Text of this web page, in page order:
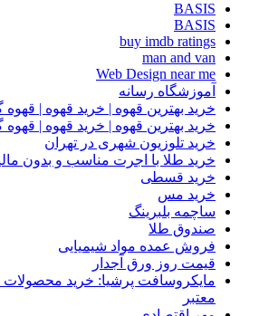
BASIS
BASIS
buy imdb ratings
man and van
Web Design near me
آموزشگاه رسانه
خرید بهترین قهوه | خرید قهوه | قهوه
خرید بهترین قهوه | خرید قهوه | قهوه
خرید تلوزیون شهری در تهران
خرید طلا با اجرت مناسب و بدون
خرید قسطی
خرید مس
ساچمه بلبرینگ
صندوق طلا
فروش عمده مواد شیمیایی
قیمت روز ورق آجدار
مایکروسافت پرشیا: خرید محصولات
معتبر